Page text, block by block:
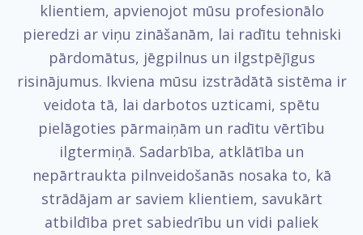
klientiem, apvienojot mūsu profesionālo
pieredzi ar viņu zināšanām, lai radītu tehniski
pārdomātus, jēgpilnus un ilgstpējīgus
risinājumus. Ikviena mūsu izstrādātā sistēma ir
veidota tā, lai darbotos uzticami, spētu
pielāgoties pārmaiņām un radītu vērtību
ilgtermiņā. Sadarbība, atklātība un
nepārtraukta pilnveidošanās nosaka to, kā
strādājam ar saviem klientiem, savukārt
atbildība pret sabiedrību un vidi paliek